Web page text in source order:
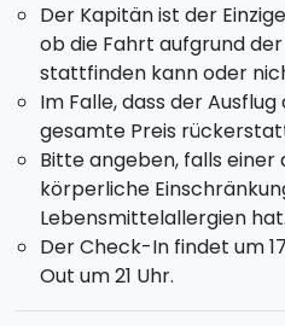
Der Kapitän ist der
ob die Fahrt aufgrund
stattfinden kann oder
Im Falle, dass der
gesamte Preis
Bitte angeben, falls einer
körperliche
Lebensmittelallergien hat.
Der Check-In findet um
Out um 21 Uhr.